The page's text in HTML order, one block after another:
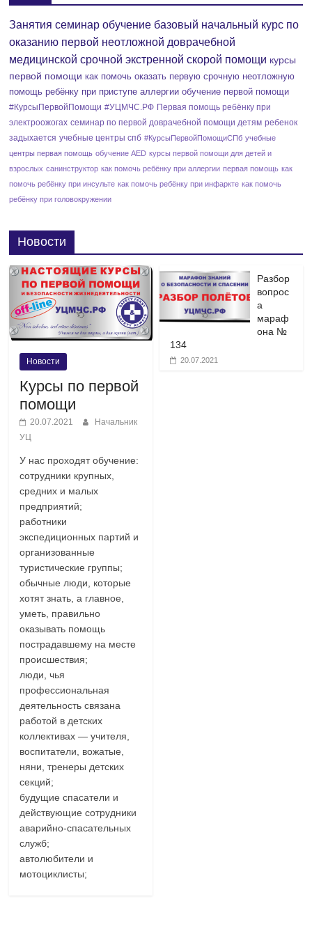
Занятия семинар обучение базовый начальный курс по
оказанию первой неотложной доврачебной
медицинской срочной экстренной скорой помощи курсы
первой помощи как помочь оказать первую срочную неотложную
помощь ребёнку при приступе аллергии обучение первой помощи
#КурсыПервойПомощи #УЦМЧС.РФ Первая помощь ребёнку при
электроожогах семинар по первой доврачебной помощи детям ребенок
задыхается учебные центры спб #КурсыПервойПомощиСПб учебные
центры первая помощь обучение AED курсы первой помощи для детей и
взрослых санинструктор как помочь ребёнку при аллергии первая помощь как
помочь ребёнку при инсульте как помочь ребёнку при инфаркте как помочь
ребёнку при головокружении
Новости
Новости
Курсы по первой
помощи
20.07.2021
Начальник
УЦ
У нас проходят обучение:
сотрудники крупных,
средних и малых
предприятий;
работники
экспедиционных партий и
организованные
туристические группы;
обычные люди, которые
хотят знать, а главное,
уметь, правильно
оказывать помощь
пострадавшему на месте
происшествия;
люди, чья
профессиональная
деятельность связана
работой в детских
коллективах — учителя,
воспитатели, вожатые,
няни, тренеры детских
секций;
будущие спасатели и
действующие сотрудники
аварийно-спасательных
служб;
автолюбители и
мотоциклисты;
Разбор
вопрос
а
мараф
она №
134
20.07.2021